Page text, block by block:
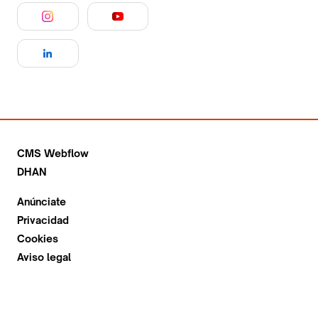
CMS Webflow
DHAN
Anúnciate
Privacidad
Cookies
Aviso legal